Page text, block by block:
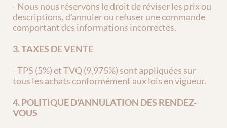
- Nous nous réservons le droit de réviser les prix ou
descriptions, d'annuler ou refuser une commande
comportant des informations incorrectes.
3. TAXES DE VENTE
- TPS (5%) et TVQ (9,975%) sont appliquées sur
tous les achats conformément aux lois en vigueur.
4. POLITIQUE D'ANNULATION DES RENDEZ-
VOUS